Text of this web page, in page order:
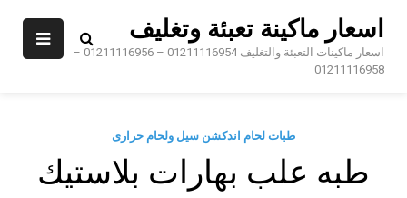
اسعار ماكينة تعبئة وتغليف
اسعار ماكينات التعبئة والتغليف 01211116954 – 01211116956 –
01211116958
طبات لحام اندكشن سيل ولحام حرارى
طبه علب بهارات بلاستيك